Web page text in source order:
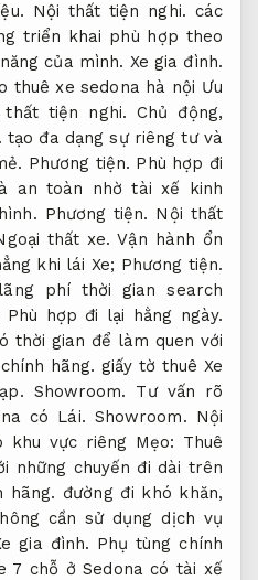
Nội thất tiện nghi. các
triển khai phù hợp theo
của mình. Xe gia đình.
thuê xe sedona hà nội Ưu
thất tiện nghi. Chủ động,
tạo đa dạng sự riêng tư và
Phương tiện. Phù hợp đi
an toàn nhờ tài xế kinh
Phương tiện. Nội thất
thất xe. Vận hành ổn
khi lái Xe; Phương tiện.
phí thời gian search
Phù hợp đi lại hằng ngày.
thời gian để làm quen với
hãng. giấy tờ thuê Xe
Showroom.
Tư vấn rõ
có Lái. Showroom. Nội
khu vực riêng Mẹo: Thuê
những chuyến đi dài trên
hãng. đường đi khó khăn,
cần sử dụng dịch vụ
gia đình. Phụ tùng chính
7 chỗ ở Sedona có tài xế